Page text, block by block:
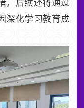
，后续还将通过
深化学习教育成